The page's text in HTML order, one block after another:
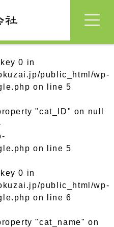
0 in
public_html/wp-
on line5
"cat_ID" on null
on line5
0 in
public_html/wp-
on line6
"cat_name" on